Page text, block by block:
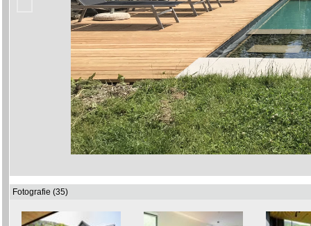
Fotografie (35)